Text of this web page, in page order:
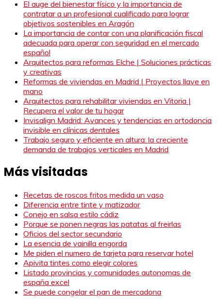
El auge del bienestar físico y la importancia de
contratar a un profesional cualificado para lograr
objetivos sostenibles en Aragón
La importancia de contar con una planificación fiscal
adecuada para operar con seguridad en el mercado
español
Arquitectos para reformas Elche | Soluciones prácticas
y creativas
Reformas de viviendas en Madrid | Proyectos llave en
mano
Arquitectos para rehabilitar viviendas en Vitoria |
Recupera el valor de tu hogar
Invisalign Madrid: Avances y tendencias en ortodoncia
invisible en clínicas dentales
Trabajo seguro y eficiente en altura: la creciente
demanda de trabajos verticales en Madrid
Más visitadas
Recetas de roscos fritos medida un vaso
Diferencia entre tinte y matizador
Conejo en salsa estilo cádiz
Porque se ponen negras las patatas al freirlas
Oficios del sector secundario
La esencia de vainilla engorda
Me piden el numero de tarjeta para reservar hotel
Apivita tintes como elegir colores
Listado provincias y comunidades autonomas de
españa excel
Se puede congelar el pan de mercadona